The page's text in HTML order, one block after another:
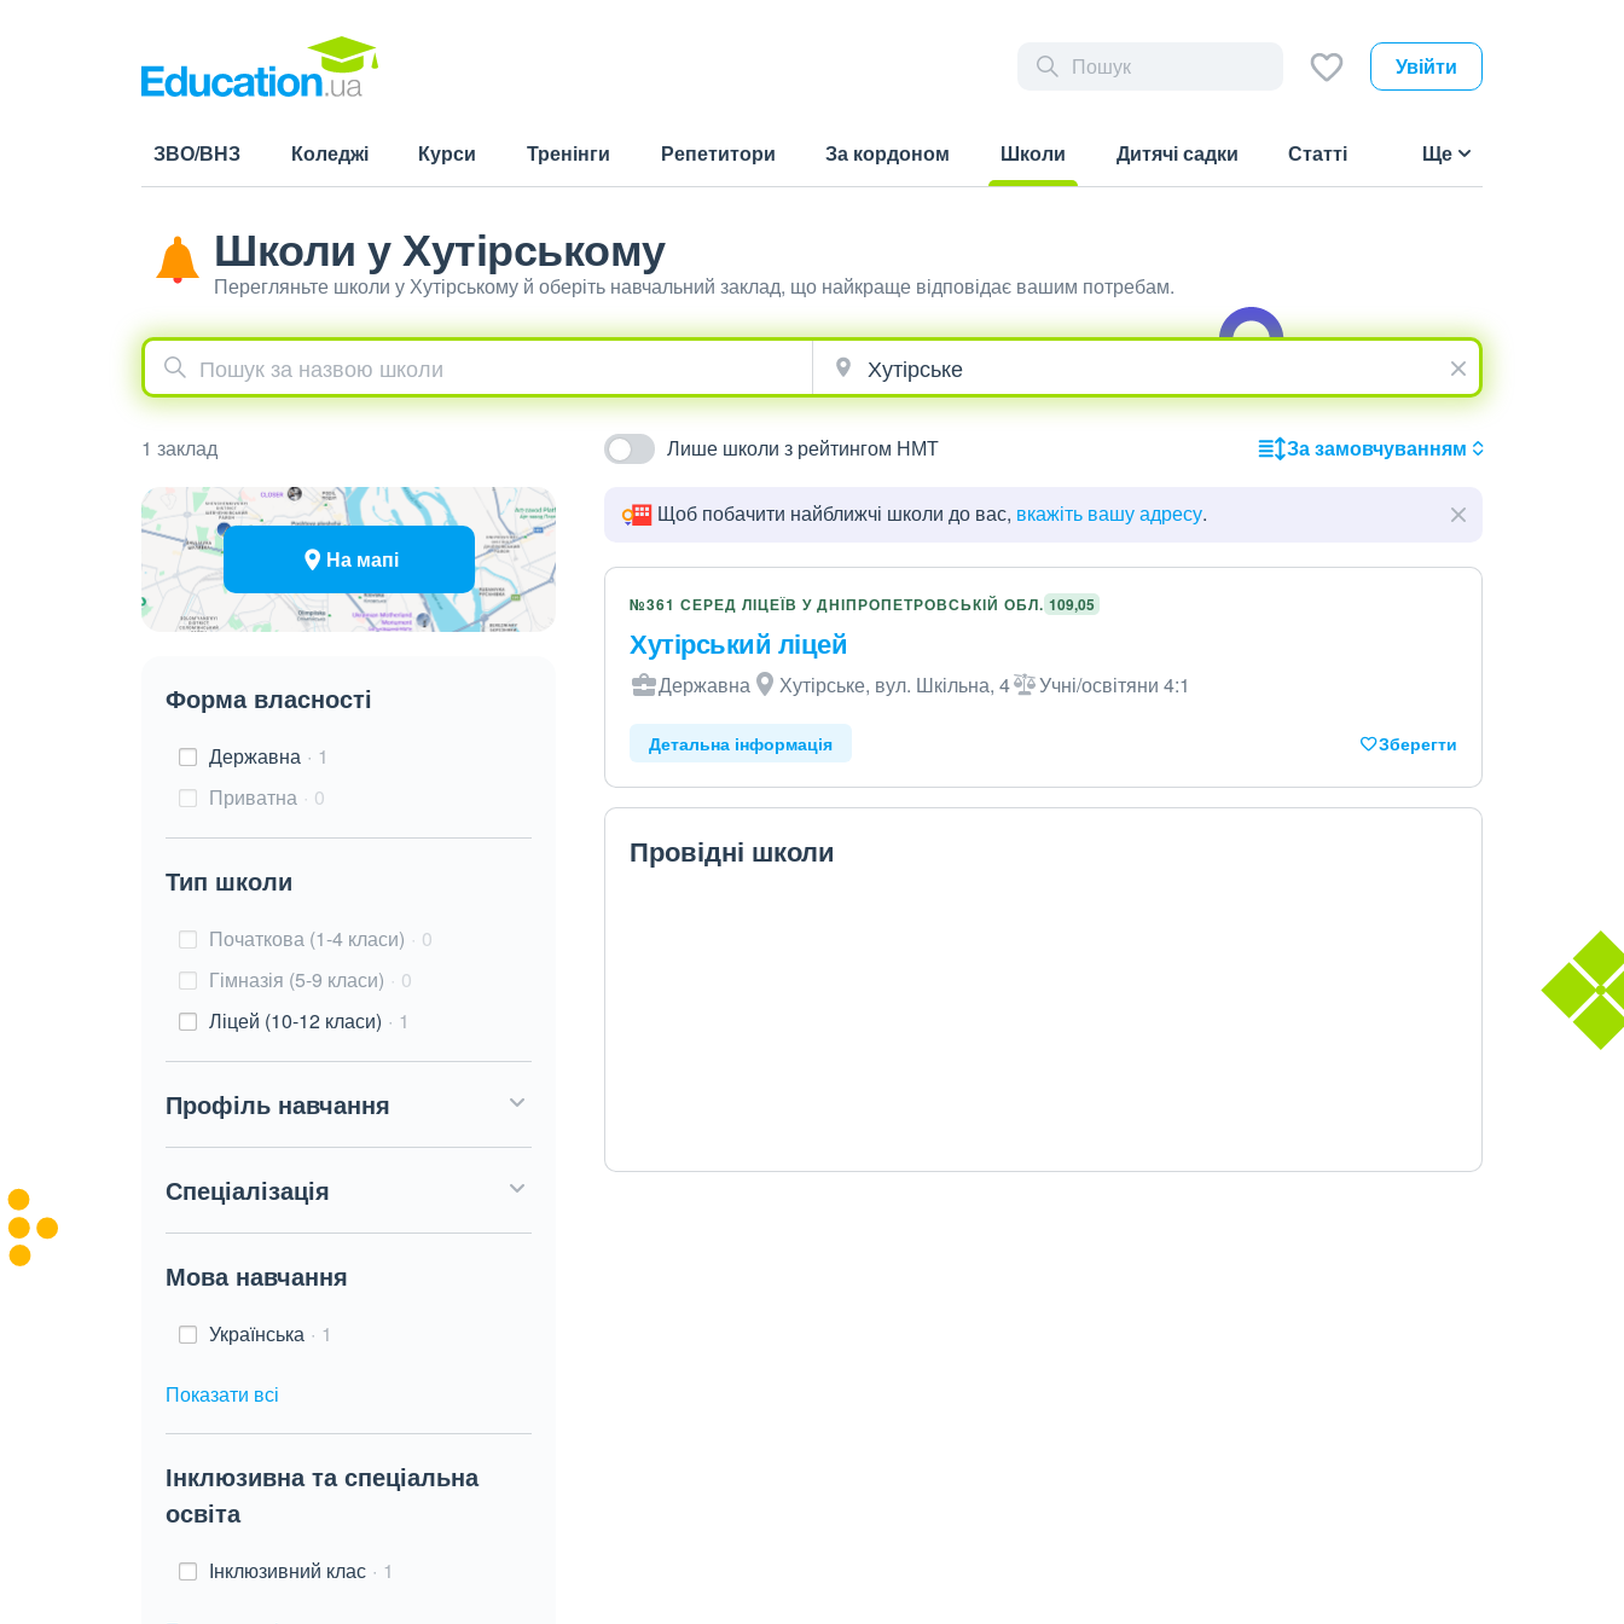
Увійти
ЗВО/ВНЗ Коледжі Курси Тренінги Репетитори За кордоном
Школи
Дитячі садки Статті Ще
Школи у Хутірському
Перегляньте школи у Хутірському й оберіть навчальний заклад, що найкраще відповідає вашим потребам.
1 заклад Лише школи з рейтингом НМТ За замовчуванням
На мапі
Форма власності
Державна
1
Приватна
0
Тип школи
Початкова (1-4 класи)
0
Гімназія (5-9 класи)
0
Ліцей (10-12 класи)
1
Профіль навчання
Спеціалізація
Мова навчання
Українська 1
Показати всі
Інклюзивна та спеціальна
освіта
Інклюзивний клас 1
Щоб побачити найближчі школи до вас, вкажіть вашу адресу.
№361 СЕРЕД ЛІЦЕЇВ У ДНІПРОПЕТРОВСЬКІЙ ОБЛ. 109,05
Хутірський ліцей
Державна Хутірське, вул. Шкільна, 4 Учні/освітяни 4:1
Детальна інформація Зберегти
Провідні школи